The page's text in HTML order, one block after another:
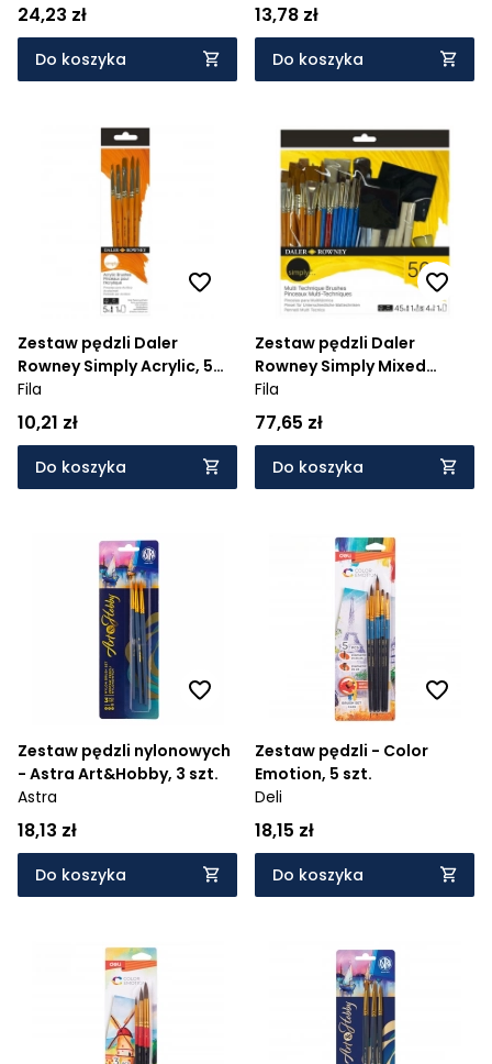
24,23 zł
Do koszyka
13,78 zł
Do koszyka
Zestaw pędzli Daler
Rowney Simply Acrylic, 5
szt
Fila
10,21 zł
Do koszyka
Zestaw pędzli Daler
Rowney Simply Mixed
Media, 50 szt
Fila
77,65 zł
Do koszyka
Zestaw pędzli nylonowych
- Astra Art&Hobby, 3 szt.
Astra
18,13 zł
Do koszyka
Zestaw pędzli - Color
Emotion, 5 szt.
Deli
18,15 zł
Do koszyka